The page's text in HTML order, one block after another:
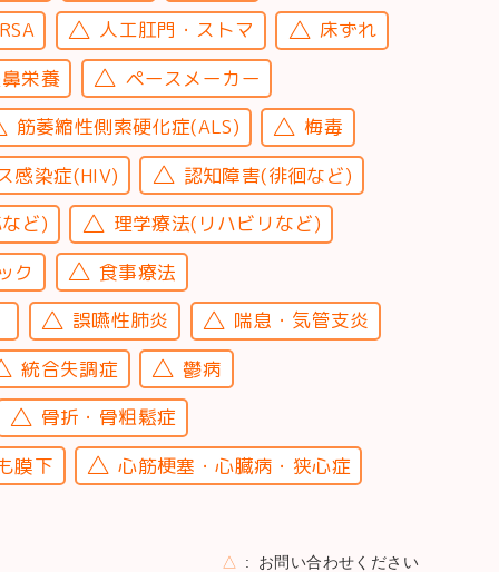
人工肛門・ストマ
床ずれ
栄養
ペースメーカー
筋萎縮性側索硬化症(ALS)
梅毒
感染症(HIV)
認知障害(徘徊など)
ど)
理学療法(リハビリなど)
ク
食事療法
誤嚥性肺炎
喘息・気管支炎
統合失調症
鬱病
骨折・骨粗鬆症
膜下
心筋梗塞・心臓病・狭心症
△ お問い合わせください